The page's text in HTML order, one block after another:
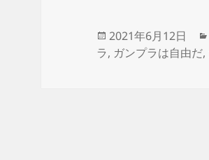
投
稿
2021年6月12日
ラ, ガンプラは自由だ,